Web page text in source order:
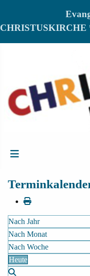
CHRISTUSKIRCHE
Nach Jahr
Nach Monat
Nach Woche
Heute